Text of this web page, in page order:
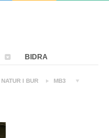
BIDRA
NATUR I BUR MB3